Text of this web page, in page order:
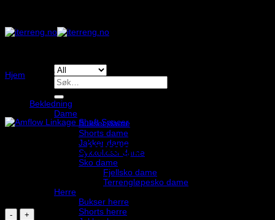
content
Søk
etter:
Bekledning
Dame
Bukser dame
Shorts dame
Jakker dame
Sykkelklær dame
Sko dame
Fjellsko dame
Terrengløpesko dame
Herre
Bukser herre
Shorts herre
Hjem /
Amflow Linkage Shaft Spacer
Amflow